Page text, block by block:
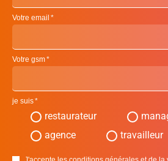
Votre email
Votre gsm
je suis
restaurateur
agence
travailleur